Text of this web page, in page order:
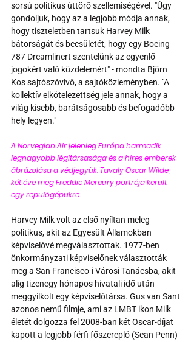
sorsú politikus úttörő szellemiségével. "Úgy
gondoljuk, hogy az a legjobb módja annak,
hogy tiszteletben tartsuk Harvey Milk
bátorságát és becsületét, hogy egy Boeing
787 Dreamlinert szentelünk az egyenlő
jogokért való küzdelemért" - mondta Björn
Kos sajtószóvivő, a sajtóközleményben. "A
kollektív elkötelezettség jele annak, hogy a
világ kisebb, barátságosabb és befogadóbb
hely legyen."
A Norvegian Air jelenleg Európa harmadik
legnagyobb légitársasága és a híres emberek
ábrázolása a védjegyük. Tavaly Oscar Wilde,
két éve meg Freddie Mercury portréja került
egy repülőgépükre.
Harvey Milk volt az első nyíltan meleg
politikus, akit az Egyesült Államokban
képviselővé megválasztottak. 1977-ben
önkormányzati képviselőnek választották
meg a San Francisco-i Városi Tanácsba, akit
alig tizenegy hónapos hivatali idő után
meggyílkolt egy képviselőtársa. Gus van Sant
azonos nemű filmje, ami az LMBT ikon Milk
életét dolgozza fel 2008-ban két Oscar-díjat
kapott a legjobb férfi főszereplő (Sean Penn)